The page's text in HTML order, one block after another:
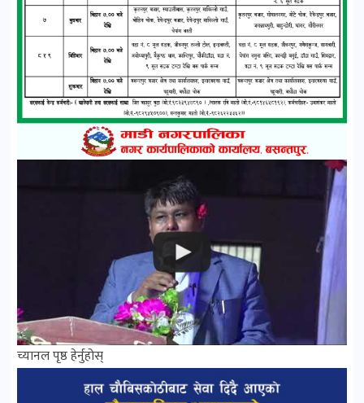
च्यानल पृष्ठ हेर्नुहोस्